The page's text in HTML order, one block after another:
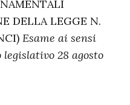
DELLA LEGGE N.
Esame ai sensi
28 agosto